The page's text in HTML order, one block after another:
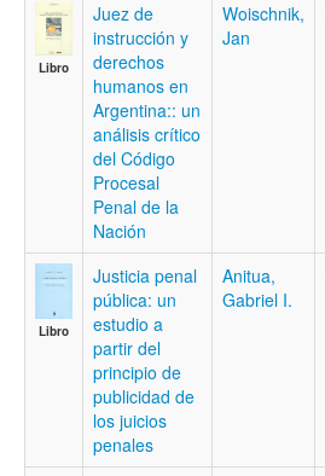
Libro
Juez de
instrucción y
derechos
humanos en
Argentina:: un
análisis crítico
del Código
Procesal
Penal de la
Nación
Woischnik,
Jan
Libro
Justicia penal
pública: un
estudio a
partir del
principio de
publicidad de
los juicios
penales
Anitua,
Gabriel I.